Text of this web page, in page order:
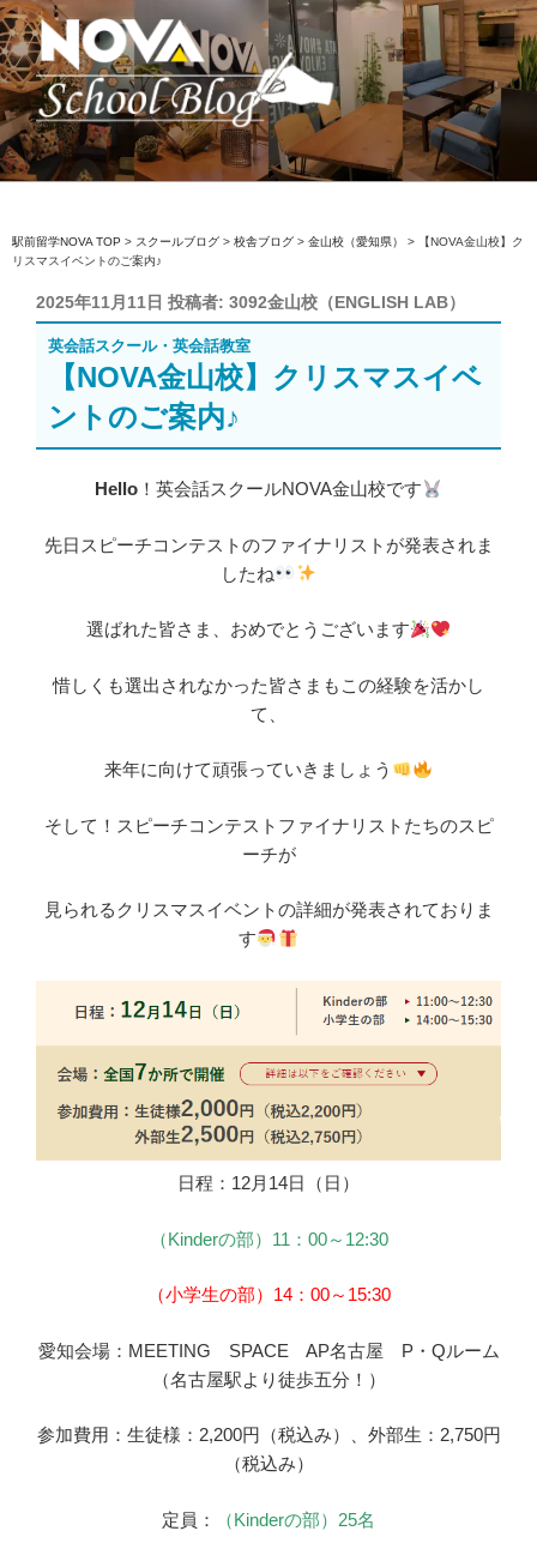
コ
ン
テ
ン
ツ
へ
ス
ッ
駅前留学NOVA【公式】スクールブロ
英会話スクール・英会話教室
駅前留学NOVA TOP > スクールブログ > 校舎ブログ > 金山校（愛知県） >
【NOVA金山校】ク
リスマスイベントのご案内♪
投
稿
日:
2025年11月11日 投稿者: 3092金山校（ENGLISH LAB）
英会話スクール・英会話教室
【NOVA金山校】クリスマスイベ
ントのご案内♪
Hello！英会話スクールNOVA金山校です
先日スピーチコンテストのファイナリストが発表されま
したね
選ばれた皆さま、おめでとうございます
惜しくも選出されなかった皆さまもこの経験を活かし
て、
来年に向けて頑張っていきましょう
そして！スピーチコンテストファイナリストたちのスピ
ーチが
見られるクリスマスイベントの詳細が発表されておりま
す
日程：12月14日（日）
（Kinderの部）11：00～12:30
（小学生の部）14：00～15:30
愛知会場：MEETING SPACE AP名古屋 P・Qルーム
（名古屋駅より徒歩五分！）
参加費用：生徒様：2,200円（税込み）、外部生：2,750円
（税込み）
定員： （Kinderの部）25名